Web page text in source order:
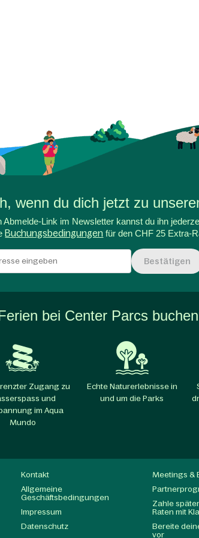
wenn du dich jetzt zu
Abmelde-Link im Newsletter kannst du ihn
Buchungsbedingungen für den CHF 25 Extra-
Bestätigen
bei Center Parcs
Zugang zu
und
im Aqua
Mundo​
Echte Naturerlebnisse in
und um die Parks​
Kontakt
Allgemeine
Geschäftsbedingungen
Impressum
Datenschutz
Meetings &
Zahle
Raten mit
Bereite
vor